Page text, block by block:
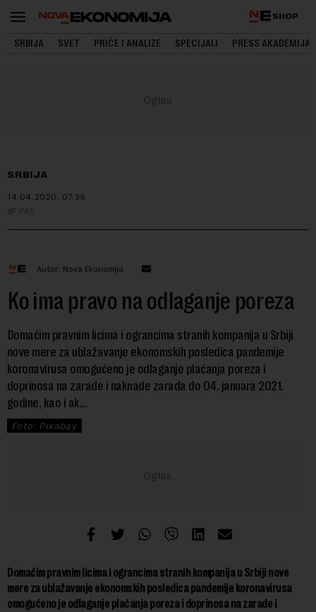
SHOP
SRBIJA SVET PRIČE I ANALIZE SPECIJALI PRESS AKADEMIJA
SRBIJA
14.04.2020. 07:36
PKS
Autor: Nova Ekonomija
Ko ima pravo na odlaganje poreza
Domaćim pravnim licima i ograncima stranih kompanija u Srbiji
nove mere za ublažavanje ekonomskih posledica pandemije
koronavirusa omogućeno je odlaganje plaćanja poreza i
doprinosa na zarade i naknade zarada do 04. januara 2021.
godine, kao i ak...
Foto: Pixabay
Domaćim pravnim licima i ograncima stranih kompanija u Srbiji nove
mere za ublažavanje ekonomskih posledica pandemije koronavirusa
omogućeno je odlaganje plaćanja poreza i doprinosa na zarade i